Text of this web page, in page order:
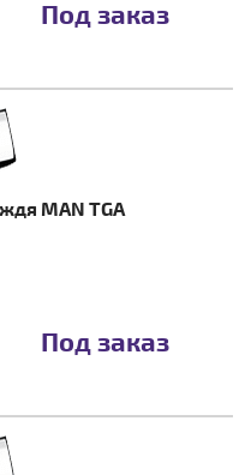
Под заказ
MAN TGA
Под заказ